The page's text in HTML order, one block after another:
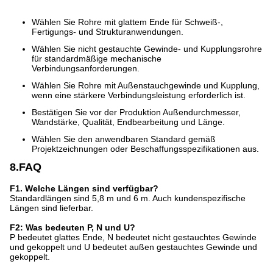
Wählen Sie Rohre mit glattem Ende für Schweiß-,
Fertigungs- und Strukturanwendungen.
Wählen Sie nicht gestauchte Gewinde- und Kupplungsrohre
für standardmäßige mechanische
Verbindungsanforderungen.
Wählen Sie Rohre mit Außenstauchgewinde und Kupplung,
wenn eine stärkere Verbindungsleistung erforderlich ist.
Bestätigen Sie vor der Produktion Außendurchmesser,
Wandstärke, Qualität, Endbearbeitung und Länge.
Wählen Sie den anwendbaren Standard gemäß
Projektzeichnungen oder Beschaffungsspezifikationen aus.
8.FAQ
F1. Welche Längen sind verfügbar?
Standardlängen sind 5,8 m und 6 m. Auch kundenspezifische
Längen sind lieferbar.
F2: Was bedeuten P, N und U?
P bedeutet glattes Ende, N bedeutet nicht gestauchtes Gewinde
und gekoppelt und U bedeutet außen gestauchtes Gewinde und
gekoppelt.